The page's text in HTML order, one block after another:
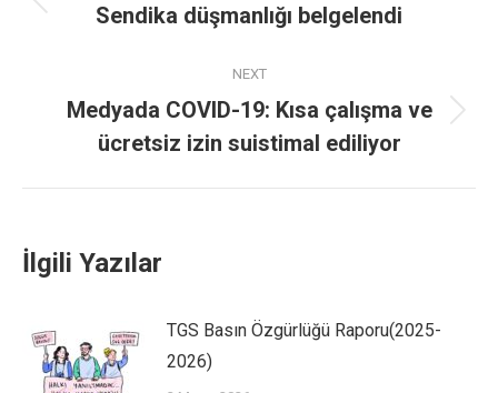
Sendika düşmanlığı belgelendi
NEXT
Medyada COVID-19: Kısa çalışma ve
ücretsiz izin suistimal ediliyor
İlgili Yazılar
TGS Basın Özgürlüğü Raporu(2025-
2026)